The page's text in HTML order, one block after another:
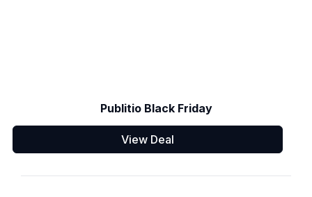
Publitio Black Friday
View Deal